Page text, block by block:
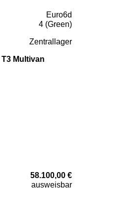
Euro6d
4 (Green)
Zentrallager
Multivan
58.100,00 €
ausweisbar